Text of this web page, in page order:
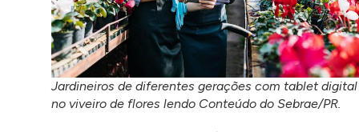
Jardineiros de diferentes gerações com tablet digital
no viveiro de flores lendo Conteúdo do Sebrae/PR.